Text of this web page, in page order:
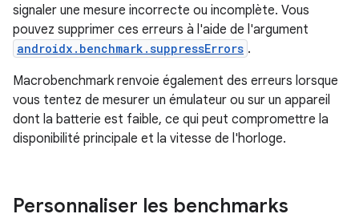
signaler une mesure incorrecte ou incomplète. Vous
pouvez supprimer ces erreurs à l'aide de l'argument
androidx.benchmark.suppressErrors .
Macrobenchmark renvoie également des erreurs lorsque
vous tentez de mesurer un émulateur ou sur un appareil
dont la batterie est faible, ce qui peut compromettre la
disponibilité principale et la vitesse de l'horloge.
Personnaliser les benchmarks